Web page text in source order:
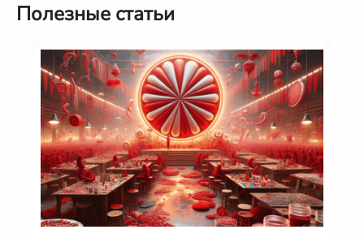
Полезные статьи